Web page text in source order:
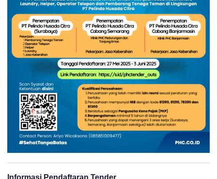
Informasi Pendaftaran Tender